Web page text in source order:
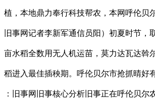
植，本地鼎力奉行科技帮农，本网呼伦贝
旧事网记者李新军通信员阳）初夏时节，
亩水稻全数用无人机运苗，莫力达瓦达斡
稻进入最佳插秧期。呼伦贝尔市抢抓晴好
：旧事网旧事核心分析旧事正在呼伦贝尔